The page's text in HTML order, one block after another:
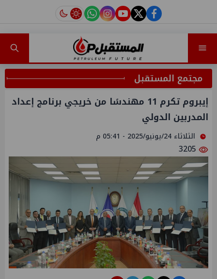
facebook
twitter
youtube
instagram
tiktok
مجتمع المستقبل
إيبروم تكرم 11 مهندسًا من خريجي برنامج إعداد
المدربين الدولي
الثلاثاء 24/يونيو/2025 - 05:41 م